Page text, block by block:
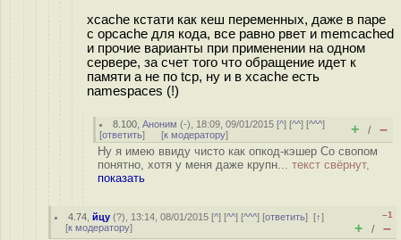
xcache кстати как кеш переменных, даже в паре
с opcache для кода, все равно рвет и memcached
и прочие варианты при применении на одном
сервере, за счет того что обращение идет к
памяти а не по tcp, ну и в xcache есть
namespaces (!)
8.100 ,Аноним (-), 18:09, 09/01/2015 [^] [^^] [^^^]
[ответить] [к модератору] + / –
Ну я имею ввиду чисто как опкод-кэшер Со свопом
понятно, хотя у меня даже крупн... текст свёрнут,
показать
4.74 ,йцу (?), 13:14, 08/01/2015 [^] [^^] [^^^] [ответить][↑]
[к модератору]
–1
+ / –